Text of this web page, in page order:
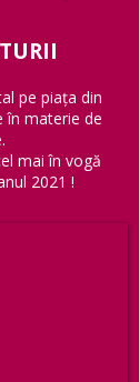
pe piața din
în materie de
mai în vogă
2021 !